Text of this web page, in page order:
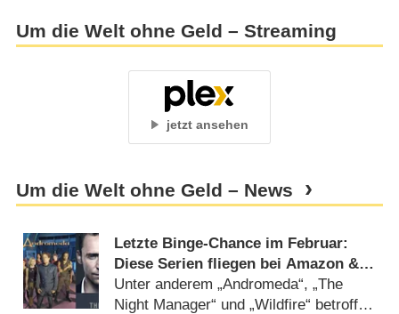
Um die Welt ohne Geld – Streaming
jetzt ansehen
Um die Welt ohne Geld – News
Letzte Binge-Chance im Februar:
Diese Serien fliegen bei Amazon &
Netflix raus
Unter anderem „Andromeda“, „The
Night Manager“ und „Wildfire“ betroffen